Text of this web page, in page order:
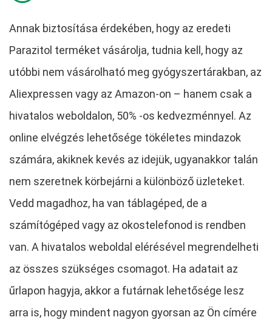
Annak biztosítása érdekében, hogy az eredeti
Parazitol terméket vásárolja, tudnia kell, hogy az
utóbbi nem vásárolható meg gyógyszertárakban, az
Aliexpressen vagy az Amazon-on – hanem csak a
hivatalos weboldalon, 50% -os kedvezménnyel. Az
online elvégzés lehetősége tökéletes mindazok
számára, akiknek kevés az idejük, ugyanakkor talán
nem szeretnek körbejárni a különböző üzleteket.
Vedd magadhoz, ha van táblagéped, de a
számítógéped vagy az okostelefonod is rendben
van. A hivatalos weboldal elérésével megrendelheti
az összes szükséges csomagot. Ha adatait az
űrlapon hagyja, akkor a futárnak lehetősége lesz
arra is, hogy mindent nagyon gyorsan az Ön címére